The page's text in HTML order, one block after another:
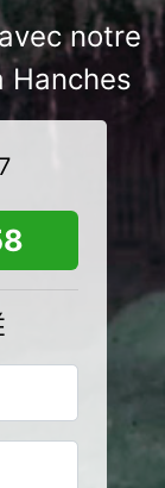
notre
Hanches